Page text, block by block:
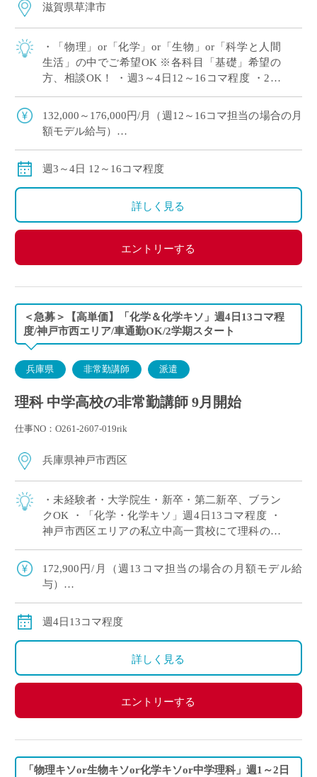
滋賀県草津市
・「物理」or「化学」or「生物」or「科学と人間
生活」の中でご希望OK ※各科目「基礎」希望の
方、相談OK！ ・週3～4日12～16コマ程度 ・2学
学校にて、理科の非常勤講 […]
132,000～176,000円/月（週12～16コマ担当の場合の月
額モデル給与）
算になります。
週3～4日 12～16コマ程度
詳しく見る
エントリーする
＜急募＞【高単価】「化学＆化学キソ」週4日13コマ程
度/神戸市西エリア/車通勤OK/2学期スタート
兵庫県 非常勤講師 派遣
理科 中学高校の非常勤講師 9月開始
仕事NO：O261-2607-019rik
兵庫県神戸市西区
・未経験者・大学院生・新卒・第二新卒、ブラン
クOK ・「化学・化学キソ」週4日13コマ程度 ・
神戸市西区エリアの私立中高一貫校にて理科の非
校免許のみOK
172,900円/月（週13コマ担当の場合の月額モデル給
与）
週4日13コマ程度
詳しく見る
エントリーする
「物理キソor生物キソor化学キソor中学理科」週1～2日